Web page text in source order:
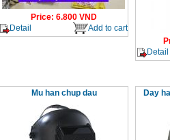
Price: 6.800 VND
Detail
Add to cart
Detail
Mu han chup dau Day